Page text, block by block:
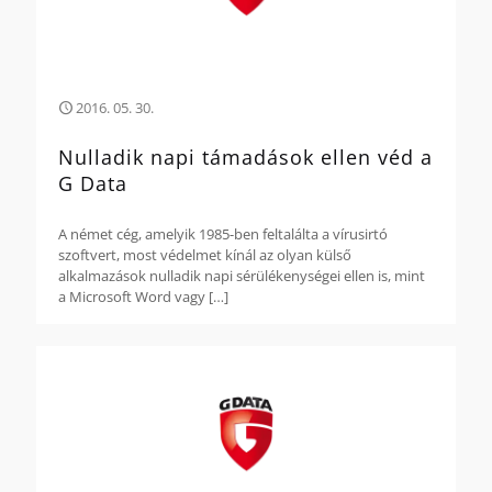
2016. 05. 30.
Nulladik napi támadások ellen véd a
G Data
A német cég, amelyik 1985-ben feltalálta a vírusirtó
szoftvert, most védelmet kínál az olyan külső
alkalmazások nulladik napi sérülékenységei ellen is, mint
a Microsoft Word vagy […]